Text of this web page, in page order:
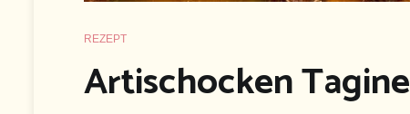
REZEPT
Artischocken Tagine